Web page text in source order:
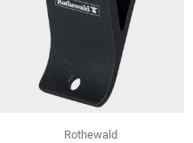
Rothewald